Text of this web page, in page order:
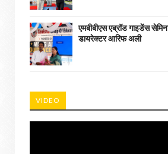
एमबीबीएस एब्रॉड गाइडेंस
डायरेक्टर आरिफ अली
VIDEO